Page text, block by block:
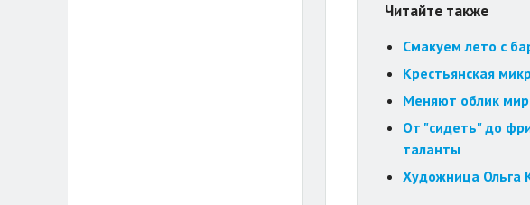
Читайте также
Смакуем лето с
Крестьянская
Меняют облик
От "сидеть" до
таланты
Художница Ольга